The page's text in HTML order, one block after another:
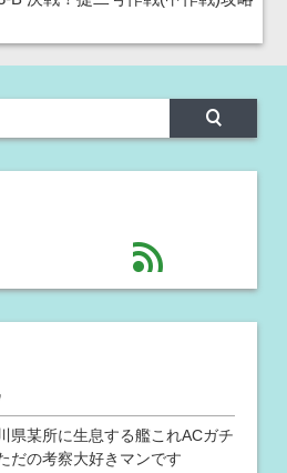
feed
県某所に生息する艦これACガチ
だの考察大好きマンです